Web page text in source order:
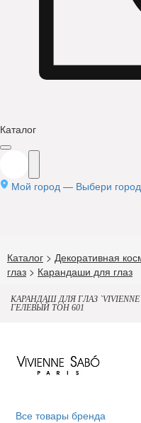
Каталог
Мой город — Выбери город
Каталог > Декоративная
глаз > Карандаши для глаз
КАРАНДАШ ДЛЯ ГЛАЗ `VIVIENNE
ГЕЛЕВЫЙ ТОН 601
Все товары бренда